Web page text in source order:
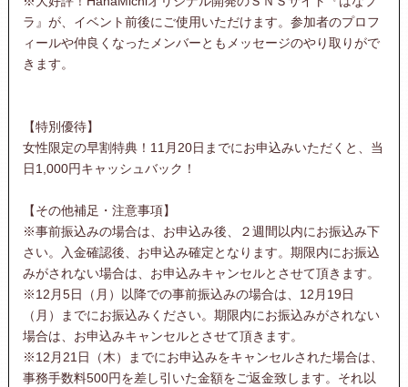
ラ』が、イベント前後にご使用いただけます。参加者のプロフ
ィールや仲良くなったメンバーともメッセージのやり取りがで
きます。
【特別優待】
女性限定の早割特典！11月20日までにお申込みいただくと、当
日1,000円キャッシュバック！
【その他補足・注意事項】
※事前振込みの場合は、お申込み後、２週間以内にお振込み下
さい。入金確認後、お申込み確定となります。期限内にお振込
みがされない場合は、お申込みキャンセルとさせて頂きます。
※12月5日（月）以降での事前振込みの場合は、12月19日
（月）までにお振込みください。期限内にお振込みがされない
場合は、お申込みキャンセルとさせて頂きます。
※12月21日（木）までにお申込みをキャンセルされた場合は、
事務手数料500円を差し引いた金額をご返金致します。それ以